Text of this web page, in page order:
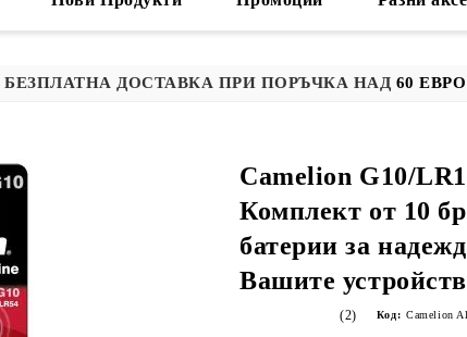
БЕЗПЛАТНА ДОСТАВКА ПРИ ПОРЪЧКА НАД 60 ЕВРО
Camelion G10/
Комплект от 10
батерии за
Вашите
(2) Код: Camelion